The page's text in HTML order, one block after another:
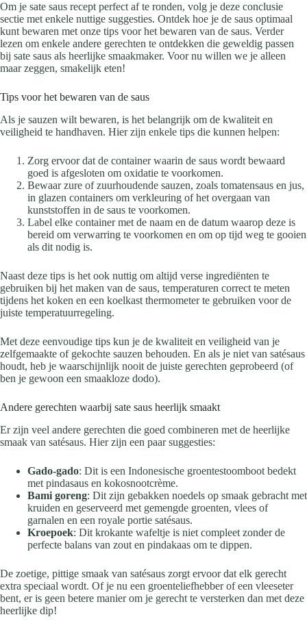
Om je sate saus recept perfect af te ronden, volg je deze conclusie
sectie met enkele nuttige suggesties. Ontdek hoe je de saus optimaal
kunt bewaren met onze tips voor het bewaren van de saus. Verder
lezen om enkele andere gerechten te ontdekken die geweldig passen
bij sate saus als heerlijke smaakmaker. Voor nu willen we je alleen
maar zeggen, smakelijk eten!
Tips voor het bewaren van de saus
Als je sauzen wilt bewaren, is het belangrijk om de kwaliteit en
veiligheid te handhaven. Hier zijn enkele tips die kunnen helpen:
Zorg ervoor dat de container waarin de saus wordt bewaard
goed is afgesloten om oxidatie te voorkomen.
Bewaar zure of zuurhoudende sauzen, zoals tomatensaus en jus,
in glazen containers om verkleuring of het overgaan van
kunststoffen in de saus te voorkomen.
Label elke container met de naam en de datum waarop deze is
bereid om verwarring te voorkomen en om op tijd weg te gooien
als dit nodig is.
Naast deze tips is het ook nuttig om altijd verse ingrediënten te
gebruiken bij het maken van de saus, temperaturen correct te meten
tijdens het koken en een koelkast thermometer te gebruiken voor de
juiste temperatuurregeling.
Met deze eenvoudige tips kun je de kwaliteit en veiligheid van je
zelfgemaakte of gekochte sauzen behouden. En als je niet van satésaus
houdt, heb je waarschijnlijk nooit de juiste gerechten geprobeerd (of
ben je gewoon een smaakloze dodo).
Andere gerechten waarbij sate saus heerlijk smaakt
Er zijn veel andere gerechten die goed combineren met de heerlijke
smaak van satésaus. Hier zijn een paar suggesties:
Gado-gado: Dit is een Indonesische groentestoomboot bedekt
met pindasaus en kokosnootcrème.
Bami goreng: Dit zijn gebakken noedels op smaak gebracht met
kruiden en geserveerd met gemengde groenten, vlees of
garnalen en een royale portie satésaus.
Kroepoek: Dit krokante wafeltje is niet compleet zonder de
perfecte balans van zout en pindakaas om te dippen.
De zoetige, pittige smaak van satésaus zorgt ervoor dat elk gerecht
extra speciaal wordt. Of je nu een groenteliefhebber of een vleeseter
bent, er is geen betere manier om je gerecht te versterken dan met deze
heerlijke dip!